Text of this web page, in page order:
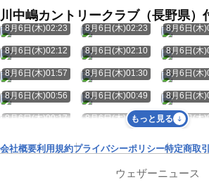
川中嶋カントリークラブ（長野県
8月6日(木)02:23 8月6日(木)02:23 8月6日(木
8月6日(木)02:12 8月6日(木)02:10 8月6日(木
8月6日(木)01:57 8月6日(木)01:30 8月6日(木
8月6日(木)00:56 8月6日(木)00:49 8月6日(木
8月6日(木)00:17 8月6日(木)00:11 8月6日(木
もっと見る
会社概要利用規約プライバシーポリシー特定商取
ウェザーニュース